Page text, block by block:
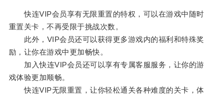
快连VIP会员享有无限重置的特权，可以在游戏中随时
重置关卡，不再受限于挑战次数。
此外，VIP会员还可以获得更多游戏内的福利和特殊奖
励，让你在游戏中更加畅快。
加入快连VIP会员还可以享有专属客服服务，让你的游
戏体验更加顺畅。
快连VIP无限重置，让你轻松通关各种难度的关卡，体